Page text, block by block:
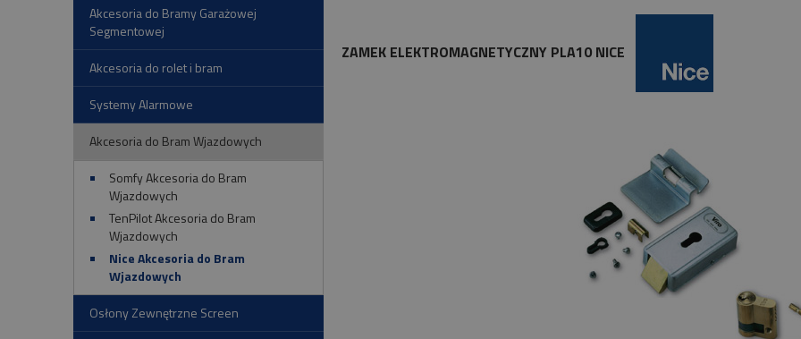
Akcesoria do Bramy Garażowej
Segmentowej
Akcesoria do rolet i bram
Systemy Alarmowe
Akcesoria do Bram Wjazdowych
Somfy Akcesoria do Bram
Wjazdowych
TenPilot Akcesoria do Bram
Wjazdowych
Nice Akcesoria do Bram
Wjazdowych
Osłony Zewnętrzne Screen
ZAMEK ELEKTROMAGNETYCZNY PLA10 NICE